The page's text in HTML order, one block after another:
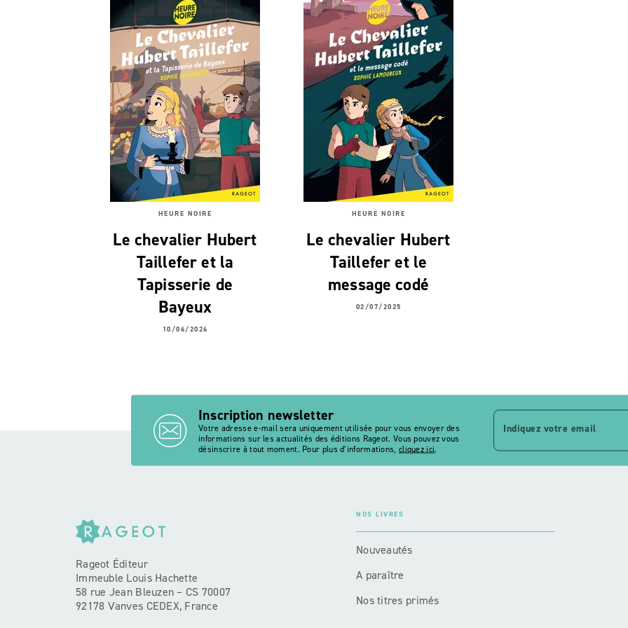
HEURE NOIRE
Le chevalier Hubert
Taillefer et la
Tapisserie de
Bayeux
10/06/2026
HEURE NOIRE
Le chevalier Hubert
Taillefer et le
message codé
02/07/2025
Inscription newsletter
Votre adresse e-mail sera uniquement utilisée pour vous envoyer des
informations sur les actualités des éditions Rageot. Vous pouvez vous
désinscrire à tout moment. Pour plus d’informations, cliquez ici.
Indiquez votre email
Rageot Éditeur
Immeuble Louis Hachette
58 rue Jean Bleuzen – CS 70007
92178 Vanves CEDEX, France
NOS LIVRES
Nouveautés
A paraître
Nos titres primés